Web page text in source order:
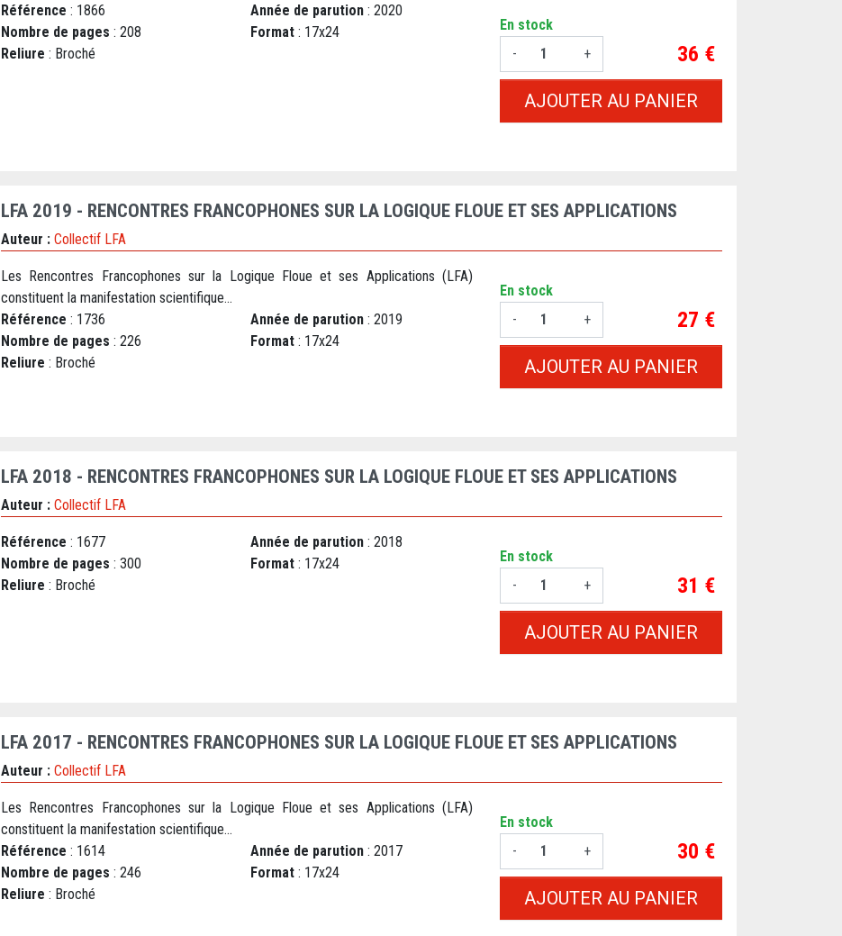
Référence : 1866 Année de parution : 2020
Nombre de pages : 208 Format : 17x24
Reliure : Broché
En stock
-
+ Prix
36 €
AJOUTER AU PANIER
LFA 2019 - RENCONTRES FRANCOPHONES SUR LA LOGIQUE FLOUE ET SES APPLICATIONS
Auteur : Collectif LFA
Les Rencontres Francophones sur la Logique Floue et ses Applications (LFA)
constituent la manifestation scientifique...
Référence : 1736 Année de parution : 2019
Nombre de pages : 226 Format : 17x24
Reliure : Broché
En stock
-
+ Prix
27 €
AJOUTER AU PANIER
LFA 2018 - RENCONTRES FRANCOPHONES SUR LA LOGIQUE FLOUE ET SES APPLICATIONS
Auteur : Collectif LFA
Référence : 1677 Année de parution : 2018
Nombre de pages : 300 Format : 17x24
Reliure : Broché
En stock
-
+ Prix
31 €
AJOUTER AU PANIER
LFA 2017 - RENCONTRES FRANCOPHONES SUR LA LOGIQUE FLOUE ET SES APPLICATIONS
Auteur : Collectif LFA
Les Rencontres Francophones sur la Logique Floue et ses Applications (LFA)
constituent la manifestation scientifique...
Référence : 1614 Année de parution : 2017
Nombre de pages : 246 Format : 17x24
Reliure : Broché
En stock
-
+ Prix
30 €
AJOUTER AU PANIER